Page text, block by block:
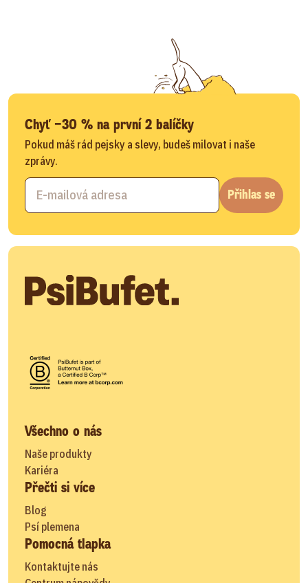
Chyť −30 % na první 2 balíčky
Pokud máš rád pejsky a slevy, budeš milovat i naše
zprávy.
Přihlas se
Všechno o nás
Naše produkty
Kariéra
Přečti si více
Blog
Psí plemena
Pomocná tlapka
Kontaktujte nás